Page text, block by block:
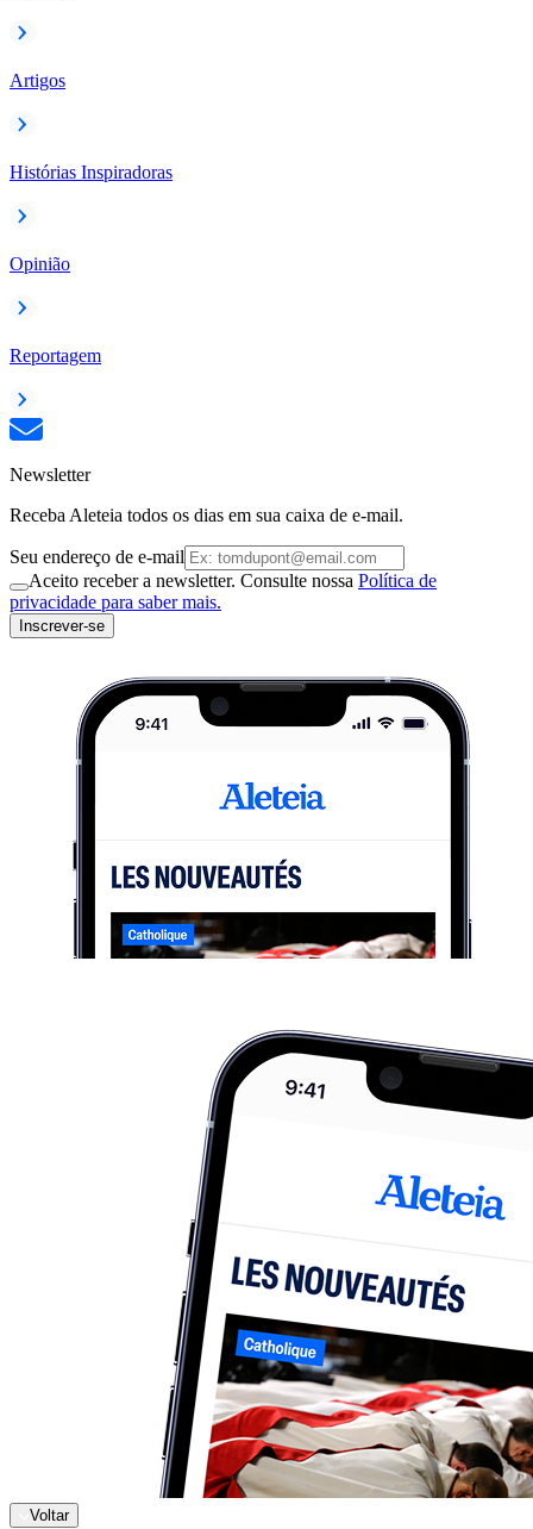
Artigos
Histórias Inspiradoras
Opinião
Reportagem
Newsletter
Receba Aleteia todos os dias em sua caixa de e-mail.
Seu endereço de e-mail
Aceito receber a newsletter. Consulte nossa Política de
privacidade para saber mais.
Inscrever-se
Voltar